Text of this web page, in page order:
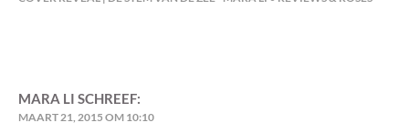
MARA LI SCHREEF:
MAART 21, 2015 OM 10:10